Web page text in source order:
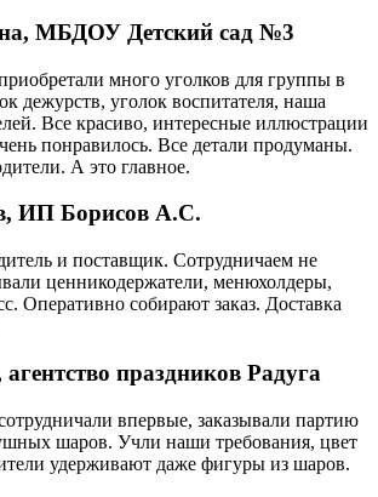
МБДОУ Детский сад №3
много уголков для группы в
дежурств, уголок воспитателя, наша
Все красиво, интересные иллюстрации
понравилось. Все детали продуманы.
А это главное.
ИП Борисов А.С.
и поставщик. Сотрудничаем не
ценникодержатели, менюхолдеры,
Оперативно собирают заказ. Доставка
праздников Радуга
впервые, заказывали партию
шаров. Учли наши требования, цвет
удерживают даже фигуры из шаров.